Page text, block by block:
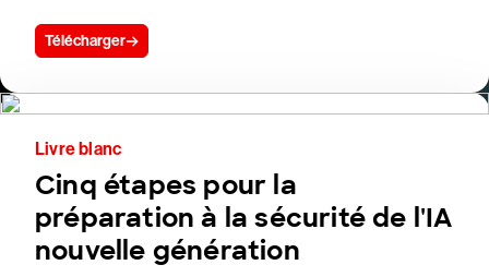
Télécharger
Livre blanc
Cinq étapes pour la
préparation à la sécurité de l'IA
nouvelle génération